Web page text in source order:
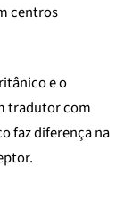
centros
e o
tradutor com
faz diferença na